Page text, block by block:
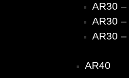
AR30
AR30
AR30
AR40